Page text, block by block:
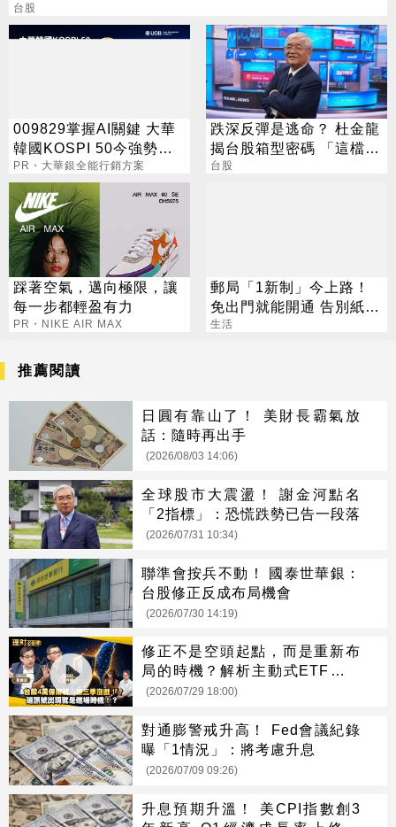
台股
009829掌握AI關鍵 大華
韓國KOSPI 50今強勢開
募
PR・大華銀全能行銷方案
跌深反彈是逃命？ 杜金龍
揭台股箱型密碼 「這檔」
手腳要快
台股
踩著空氣，邁向極限，讓
每一步都輕盈有力
PR・NIKE AIR MAX
郵局「1新制」今上路！
免出門就能開通 告別紙本
不用跑臨櫃
生活
推薦閱讀
日圓有靠山了！ 美財長霸氣放
話：隨時再出手
(2026/08/03 14:06)
全球股市大震盪！ 謝金河點名
「2指標」：恐慌跌勢已告一段落
(2026/07/31 10:34)
聯準會按兵不動！ 國泰世華銀：
台股修正反成布局機會
(2026/07/30 14:19)
修正不是空頭起點，而是重新布
局的時機？解析主動式ETF、正
二與第三季投資關鍵
(2026/07/29 18:00)
對通膨警戒升高！ Fed會議紀錄
曝「1情況」：將考慮升息
(2026/07/09 09:26)
升息預期升溫！ 美CPI指數創3